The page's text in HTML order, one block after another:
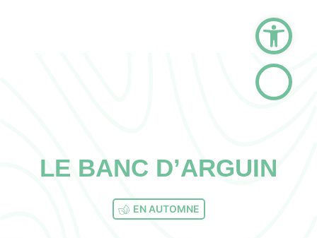
LE BANC D’ARGUIN
EN AUTOMNE
Ouvrir la barre